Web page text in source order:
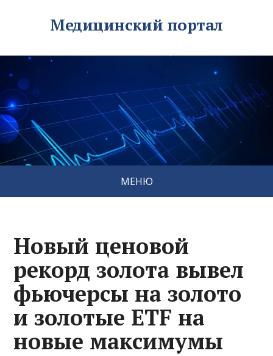
Медицинский портал
МЕНЮ
Новый ценовой
рекорд золота вывел
фьючерсы на золото
и золотые ETF на
новые максимумы